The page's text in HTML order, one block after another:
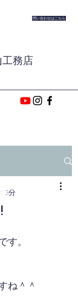
問い合わせはこちら
務店
3分
す。
ね＾＾